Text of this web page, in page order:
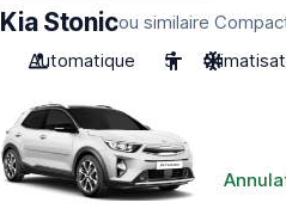
Kia Stonicou similaire
Automatique
5